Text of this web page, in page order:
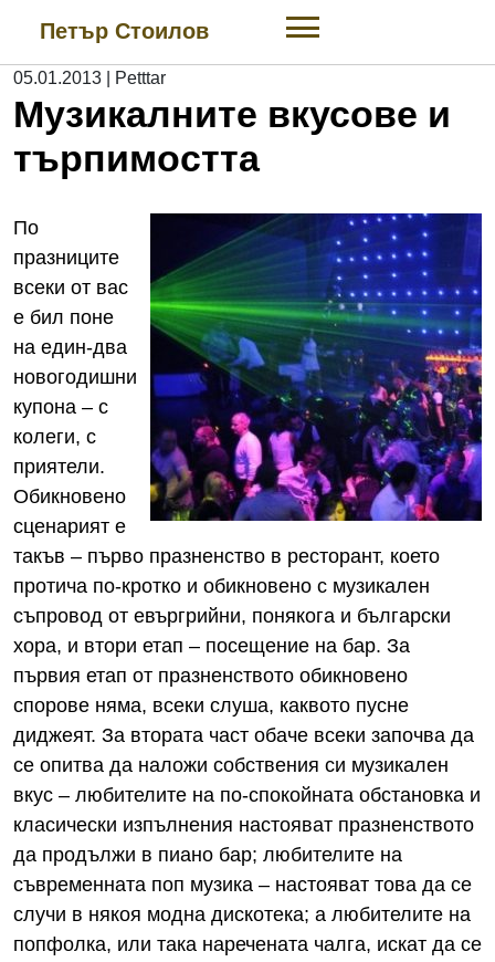
content
Петър Стоилов
05.01.2013 Petttar
Музикалните вкусове и
търпимостта
По
празниците
всеки от вас
е бил поне
на един-два
новогодишни
купона – с
колеги, с
приятели.
Обикновено
сценарият е
такъв – първо празненство в ресторант, което
протича по-кротко и обикновено с музикален
съпровод от евъргрийни, понякога и български
хора, и втори етап – посещение на бар. За
първия етап от празненството обикновено
спорове няма, всеки слуша, каквото пусне
диджеят. За втората част обаче всеки започва да
се опитва да наложи собствения си музикален
вкус – любителите на по-спокойната обстановка и
класически изпълнения настояват празненството
да продължи в пиано бар; любителите на
съвременната поп музика – настояват това да се
случи в някоя модна дискотека; а любителите на
попфолка, или така наречената чалга, искат да се